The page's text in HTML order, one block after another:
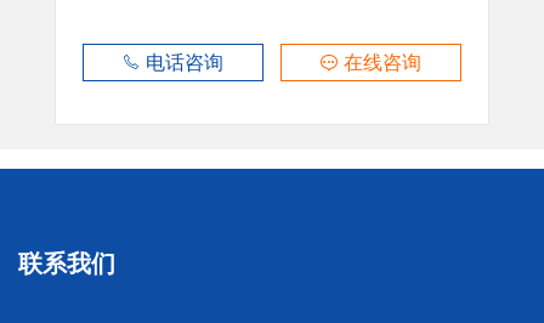
电话咨询 在线咨询
联系我们